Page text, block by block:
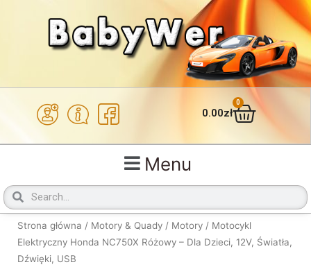
0.00zł
0
Wózek
Menu
SzukajSzukaj
Strona główna / Motory & Quady / Motory / Motocykl
Elektryczny Honda NC750X Różowy – Dla Dzieci, 12V, Światła,
Dźwięki, USB